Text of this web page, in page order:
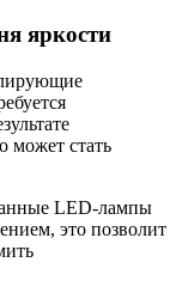
яркости
может стать
LED-лампы
это позволит